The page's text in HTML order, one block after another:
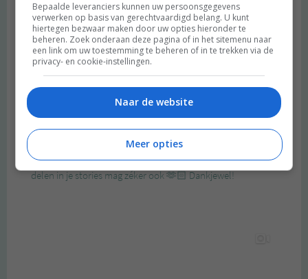
Bepaalde leveranciers kunnen uw persoonsgegevens
verwerken op basis van gerechtvaardigd belang. U kunt
hiertegen bezwaar maken door uw opties hieronder te
beheren. Zoek onderaan deze pagina of in het sitemenu naar
een link om uw toestemming te beheren of in te trekken via de
privacy- en cookie-instellingen.
Naar de website
Meer opties